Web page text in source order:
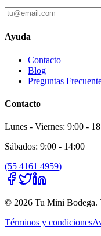
Ayuda
Contacto
Blog
Preguntas
Contacto
Lunes - Viernes: 9:00 -
Sábados: 9:00 - 14:00
(55 4161 4959)
© 2026 Tu Mini Bodega.
Términos y condiciones